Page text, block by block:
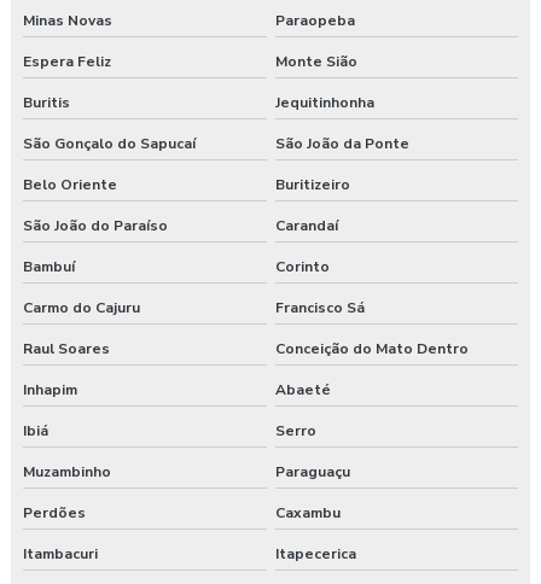
Serviço de segurança do trabalho
Serviços de consultoria em segurança do trabalho
Treinamento de epi nr 6
Treinamento de ergonomia
Treinamento ergonomia levantamento de peso
Treinamento nr 31
Treinamento nr 5
Treinamento nr 6
Treinamento online nr 12 Máquinas e Equipamentos
Minas Novas Paraopeba
Espera Feliz Monte Sião
Buritis Jequitinhonha
São Gonçalo do Sapucaí São João da Ponte
Belo Oriente Buritizeiro
São João do Paraíso Carandaí
Bambuí Corinto
Carmo do Cajuru Francisco Sá
Raul Soares Conceição do Mato Dentro
Inhapim Abaeté
Ibiá Serro
Muzambinho Paraguaçu
Perdões Caxambu
Itambacuri Itapecerica